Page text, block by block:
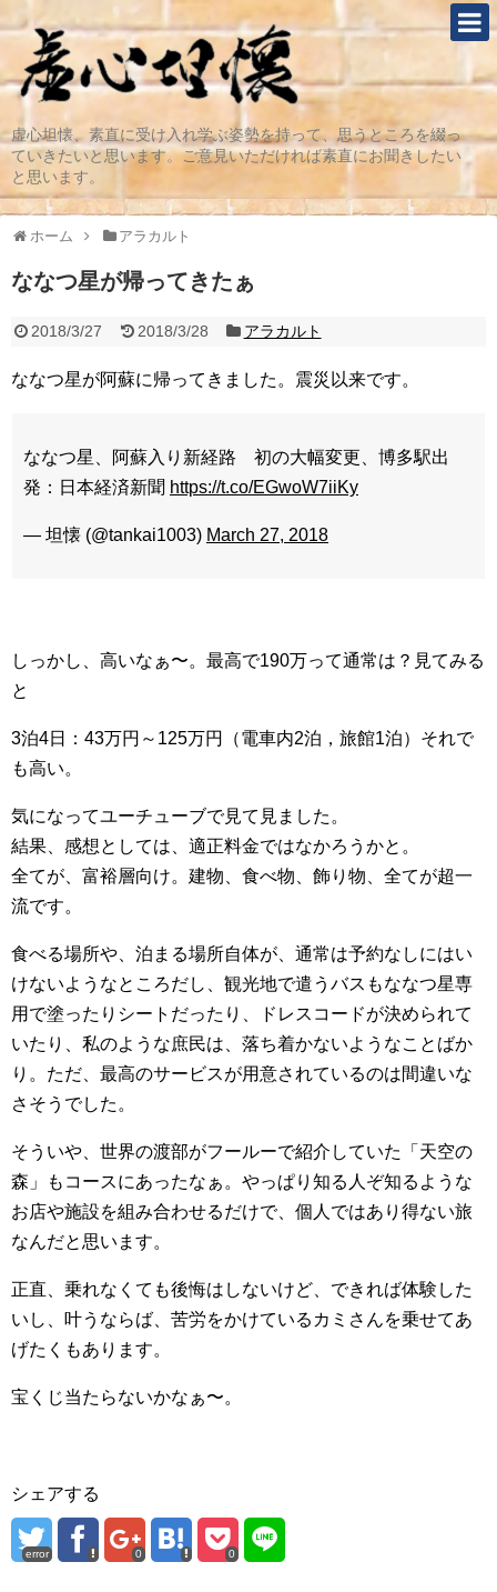
虚心坦懐、素直に受け入れ学ぶ姿勢を持って、思うところを綴っ
ていきたいと思います。ご意見いただければ素直にお聞きしたい
と思います。
ホーム アラカルト
ななつ星が帰ってきたぁ
2018/3/27 2018/3/28 アラカルト
ななつ星が阿蘇に帰ってきました。震災以来です。
ななつ星、阿蘇入り新経路 初の大幅変更、博多駅出
発：日本経済新聞 https://t.co/EGwoW7iiKy
— 坦懐 (@tankai1003) March 27, 2018
しっかし、高いなぁ〜。最高で190万って通常は？見てみる
と
3泊4日：43万円～125万円（電車内2泊，旅館1泊）それで
も高い。
気になってユーチューブで見て見ました。
結果、感想としては、適正料金ではなかろうかと。
全てが、富裕層向け。建物、食べ物、飾り物、全てが超一
流です。
食べる場所や、泊まる場所自体が、通常は予約なしにはい
けないようなところだし、観光地で遣うバスもななつ星専
用で塗ったりシートだったり、ドレスコードが決められて
いたり、私のような庶民は、落ち着かないようなことばか
り。ただ、最高のサービスが用意されているのは間違いな
さそうでした。
そういや、世界の渡部がフールーで紹介していた「天空の
森」もコースにあったなぁ。やっぱり知る人ぞ知るような
お店や施設を組み合わせるだけで、個人ではあり得ない旅
なんだと思います。
正直、乗れなくても後悔はしないけど、できれば体験した
いし、叶うならば、苦労をかけているカミさんを乗せてあ
げたくもあります。
宝くじ当たらないかなぁ〜。
シェアする
error 0 0